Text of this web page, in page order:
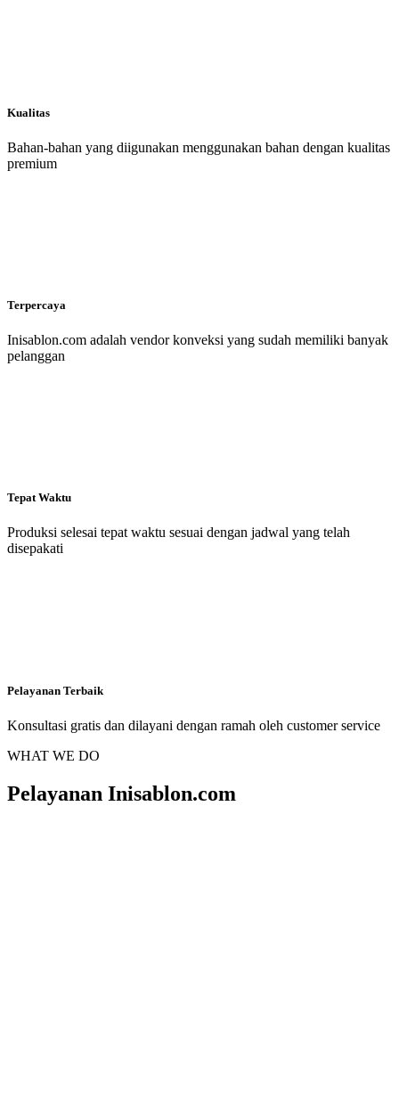
Kualitas
Bahan-bahan yang diigunakan menggunakan bahan dengan kualitas
premium
Terpercaya
Inisablon.com adalah vendor konveksi yang sudah memiliki banyak
pelanggan
Tepat Waktu
Produksi selesai tepat waktu sesuai dengan jadwal yang telah
disepakati
Pelayanan Terbaik
Konsultasi gratis dan dilayani dengan ramah oleh customer service
WHAT WE DO
Pelayanan Inisablon.com